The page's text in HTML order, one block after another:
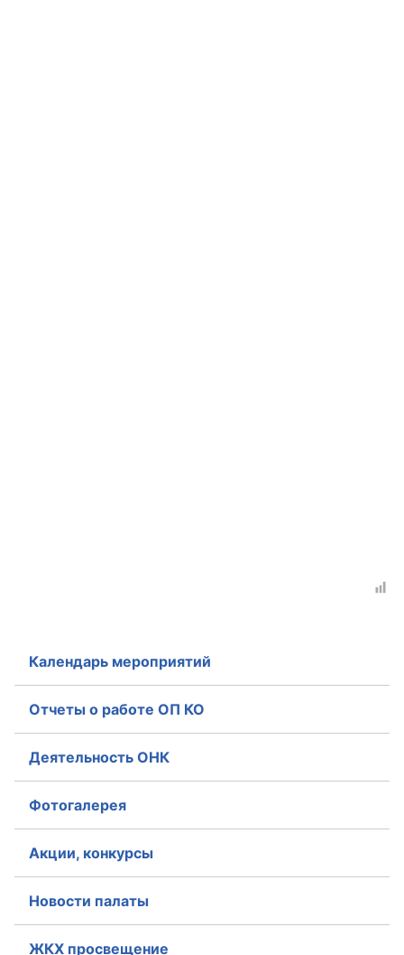
Календарь мероприятий
Отчеты о работе ОП КО
Деятельность ОНК
Фотогалерея
Акции, конкурсы
Новости палаты
ЖКХ просвещение